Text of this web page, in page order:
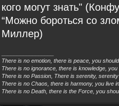
кого могут знать"
“Можно бороться со
Миллер)
There is no emotion, there is peace, you
There is no ignorance, there is knowledge,
There is no Passion, There is serenity,
There is no Chaos, there is harmony, you live
There is no Death, there is the Force, you